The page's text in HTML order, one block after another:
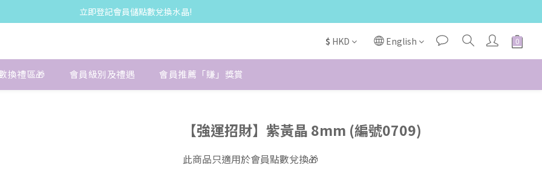
立即登記會員儲點數兌換水晶!
$ HKD English
換禮區🎁 會員級別及禮遇 會員推薦「賺」獎賞
【強運招財】紫黃晶 8mm (編號0709)
此商品只適用於會員點數兌換🎁